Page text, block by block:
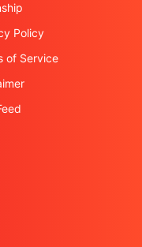
Policy
of Service